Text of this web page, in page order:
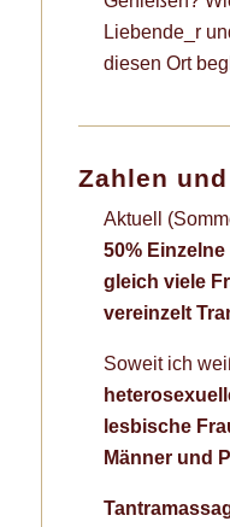
Liebende_r
diesen Ort
Zahlen
Aktuell
50% Einzelne
gleich viele
vereinzelt
Soweit ich
lesbische
Männer und